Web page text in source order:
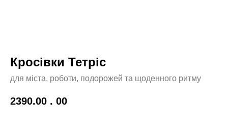
Кросівки Тетріс
для міста, роботи, подорожей та щоденного ритму
2390.00 . 00